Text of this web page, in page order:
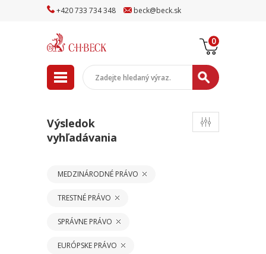
+420733 734348 beck@beck.sk
0
Výsledok
vyhľadávania
MEDZINÁRODNÉ PRÁVO
TRESTNÉ PRÁVO
SPRÁVNE PRÁVO
EURÓPSKE PRÁVO